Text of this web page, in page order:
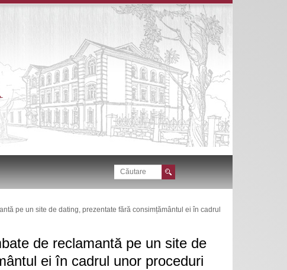
pe un site de dating, prezentate fără consimțământul ei în cadrul
de reclamantă pe un site de
ei în cadrul unor proceduri